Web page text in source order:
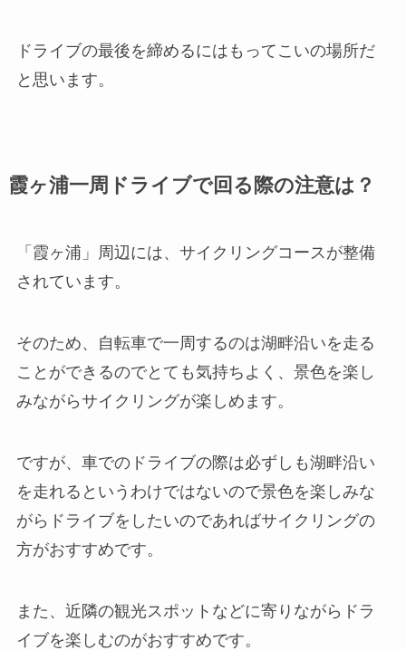
ドライブの最後を締めるにはもってこいの場所だ
と思います。
霞ヶ浦一周ドライブで回る際の注意は？
「霞ヶ浦」周辺には、サイクリングコースが整備
されています。
そのため、自転車で一周するのは湖畔沿いを走る
ことができるのでとても気持ちよく、景色を楽し
みながらサイクリングが楽しめます。
ですが、車でのドライブの際は必ずしも湖畔沿い
を走れるというわけではないので景色を楽しみな
がらドライブをしたいのであればサイクリングの
方がおすすめです。
また、 近隣の観光スポットなどに寄りながらドラ
イブを楽しむのがおすすめです。